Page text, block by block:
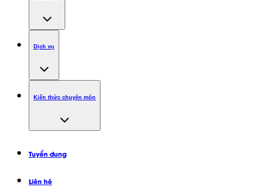
Dịch vụ
Kiến thức chuyên môn
Tuyển dụng
Liên hệ